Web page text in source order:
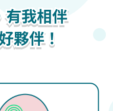
有我相伴
夥伴！
有我相伴
夥伴！
有我相伴
夥伴！